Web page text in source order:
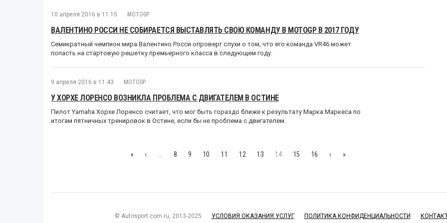
10 апреля 2016 в 11:15 MOTOGP
ВАЛЕНТИНО РОССИ НЕ СОБИРАЕТСЯ ВЫСТАВЛЯТЬ СВОЮ КОМАНДУ В MOTOGP В 2017 ГОДУ
Семикратный чемпион мира Валентино Росси опроверг слухи о том, что его команда VR46 может
попасть на стартовую решетку премьерного класса в следующем году.
9 апреля 2016 в 11:43 MOTOGP
У ХОРХЕ ЛОРЕНСО ВОЗНИКЛА ПРОБЛЕМА С ДВИГАТЕЛЕМ В ОСТИНЕ
Пилот Yamaha Хорхе Лоренсо считает, что мог быть гораздо ближе к результату Марка Маркеса по
итогам пятничных тренировок в Остине, если бы не проблема с двигателем.
« ‹ 8 9 10 11 12 13 14 15 16 › »
© Autosport.com.ru, 2013-2025 УСЛОВИЯ ОКАЗАНИЯ УСЛУГ ПОЛИТИКА КОНФИДЕНЦИАЛЬНОСТИ